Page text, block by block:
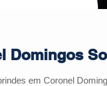
Domingos
em Coronel